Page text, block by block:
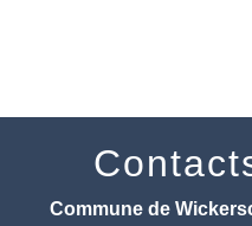
Commune de